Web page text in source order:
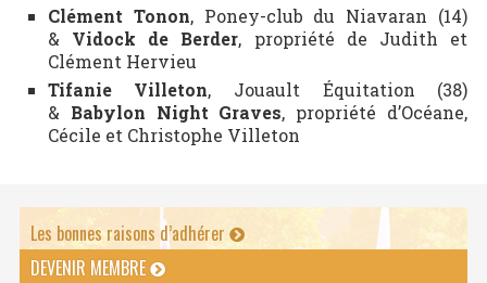
Clément Tonon, Poney-club du Niavaran (14)
& Vidock de Berder, propriété de Judith et
Clément Hervieu
Tifanie Villeton, Jouault Équitation (38)
& Babylon Night Graves, propriété d’Océane,
Cécile et Christophe Villeton
Les bonnes raisons d’adhérer
DEVENIR MEMBRE